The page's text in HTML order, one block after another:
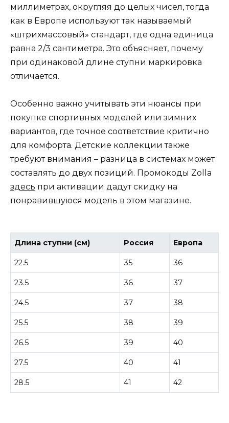
миллиметрах, округляя до целых чисел, тогда
как в Европе используют так называемый
«штрихмассовый» стандарт, где одна единица
равна 2/3 сантиметра. Это объясняет, почему
при одинаковой длине ступни маркировка
отличается.
Особенно важно учитывать эти нюансы при
покупке спортивных моделей или зимних
вариантов, где точное соответствие критично
для комфорта. Детские коллекции также
требуют внимания – разница в системах может
составлять до двух позиций. Промокоды Zolla
здесь при активации дадут скидку на
понравившуюся модель в этом магазине.
Длина ступни (см) Россия Европа
22.5 35 36
23.5 36 37
24.5 37 38
25.5 38 39
26.5 39 40
27.5 40 41
28.5 41 42